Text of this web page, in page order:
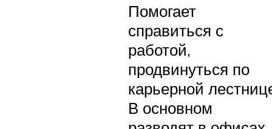
Помогает
справиться с
работой,
продвинуться по
карьерной
В основном